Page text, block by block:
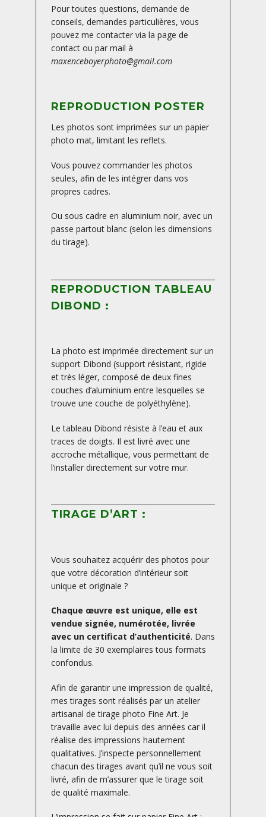
Pour toutes questions, demande de
conseils, demandes particulières, vous
pouvez me contacter via la page de
contact ou par mail à
maxenceboyerphoto@gmail.com
REPRODUCTION POSTER
Les photos sont imprimées sur un papier
photo mat, limitant les reflets.
Vous pouvez commander les photos
seules, afin de les intégrer dans vos
propres cadres.
Ou sous cadre en aluminium noir, avec un
passe partout blanc (selon les dimensions
du tirage).
REPRODUCTION TABLEAU
DIBOND :
La photo est imprimée directement sur un
support Dibond (support résistant, rigide
et très léger, composé de deux fines
couches d’aluminium entre lesquelles se
trouve une couche de polyéthylène).
Le tableau Dibond résiste à l’eau et aux
traces de doigts. Il est livré avec une
accroche métallique, vous permettant de
l’installer directement sur votre mur.
TIRAGE D’ART :
Vous souhaitez acquérir des photos pour
que votre décoration d’intérieur soit
unique et originale ?
Chaque œuvre est unique, elle est
vendue signée, numérotée, livrée
avec un certificat d’authenticité. Dans
la limite de 30 exemplaires tous formats
confondus.
Afin de garantir une impression de qualité,
mes tirages sont réalisés par un atelier
artisanal de tirage photo Fine Art. Je
travaille avec lui depuis des années car il
réalise des impressions hautement
qualitatives. J’inspecte personnellement
chacun des tirages avant qu’il ne vous soit
livré, afin de m’assurer que le tirage soit
de qualité maximale.